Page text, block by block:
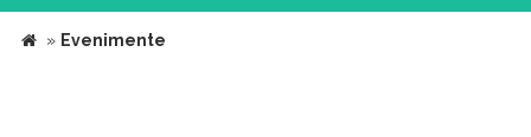
» Evenimente